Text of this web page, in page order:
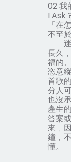
02 我
I Ask
「在
不至
迷
長久
福的
恣意
首歌
分人
也沒
產生
答案
來，
鐘，
懂。